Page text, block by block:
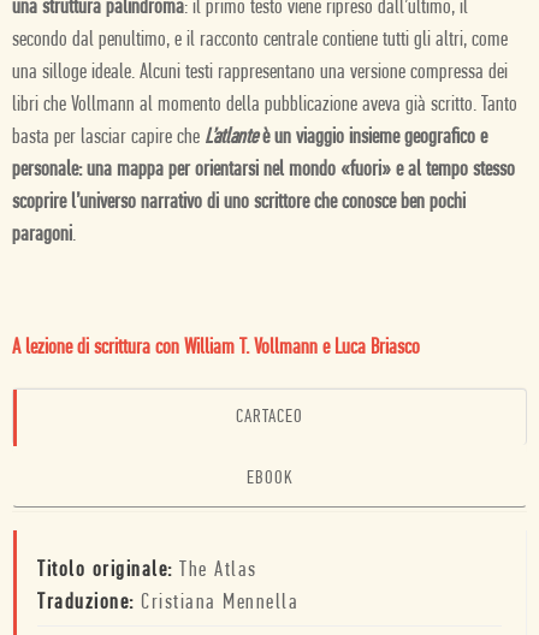
una struttura palindroma: il primo testo viene ripreso dall’ultimo, il
secondo dal penultimo, e il racconto centrale contiene tutti gli altri, come
una silloge ideale. Alcuni testi rappresentano una versione compressa dei
libri che Vollmann al momento della pubblicazione aveva già scritto. Tanto
basta per lasciar capire che L’atlanteè un viaggio insieme geografico e
personale: una mappa per orientarsi nel mondo «fuori» e al tempo stesso
scoprire l’universo narrativo di uno scrittore che conosce ben pochi
paragoni.
A lezione di scrittura con William T. Vollmann e Luca Briasco
CARTACEO
EBOOK
Titolo originale: The Atlas
Traduzione: Cristiana Mennella